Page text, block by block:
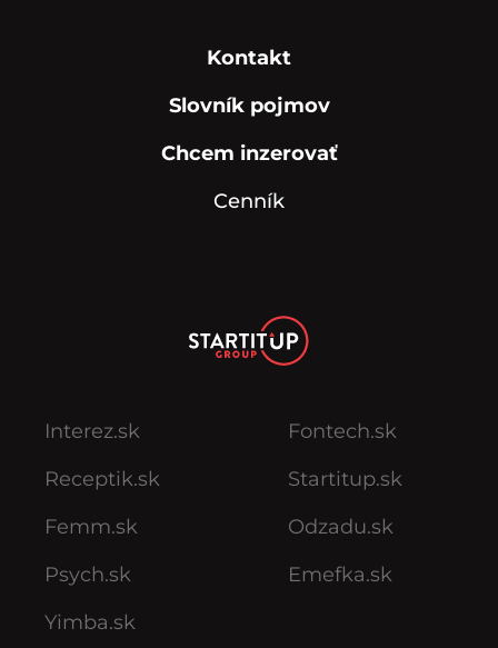
Kontakt
Slovník pojmov
Chcem inzerovať
Cenník
Interez.sk
Receptik.sk
Femm.sk
Psych.sk
Yimba.sk
Fontech.sk
Startitup.sk
Odzadu.sk
Emefka.sk